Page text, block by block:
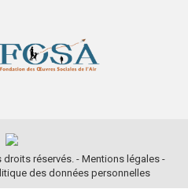
droits réservés. - Mentions légales -
des données personnelles